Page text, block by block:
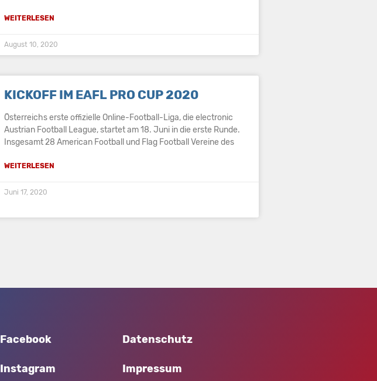
WEITERLESEN
August 10, 2020
KICKOFF IM EAFL PRO CUP 2020
Österreichs erste offizielle Online-Football-Liga, die electronic
Austrian Football League, startet am 18. Juni in die erste Runde.
Insgesamt 28 American Football und Flag Football Vereine des
WEITERLESEN
Juni 17, 2020
Facebook
Instagram
Datenschutz
Impressum